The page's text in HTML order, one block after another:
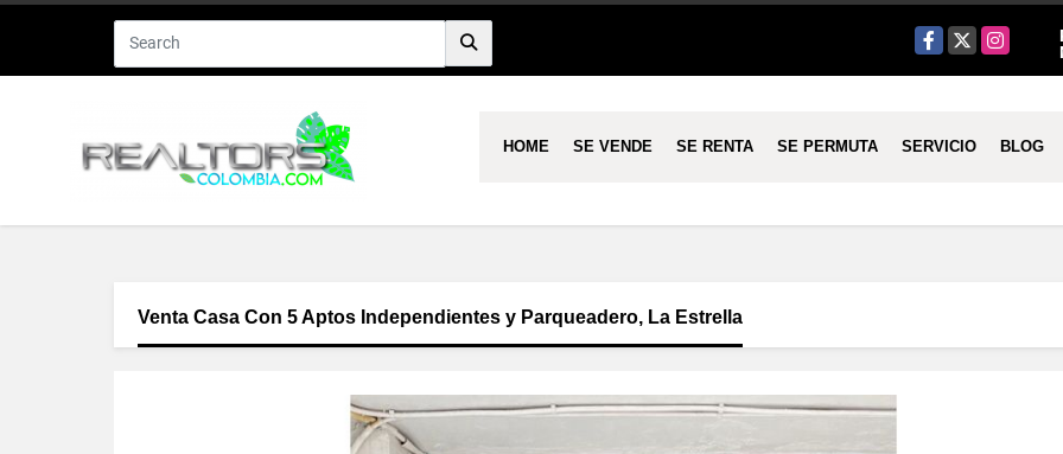
Facebook
X Instagram
HOME SE VENDE SE RENTA SE PERMUTA SERVICIO BLOG
Venta Casa Con 5 Aptos Independientes y Parqueadero, La Estrella